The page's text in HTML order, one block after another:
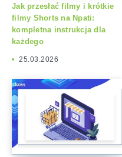
Jak przesłać filmy i krótkie
filmy Shorts na Npati:
kompletna instrukcja dla
każdego
25.03.2026